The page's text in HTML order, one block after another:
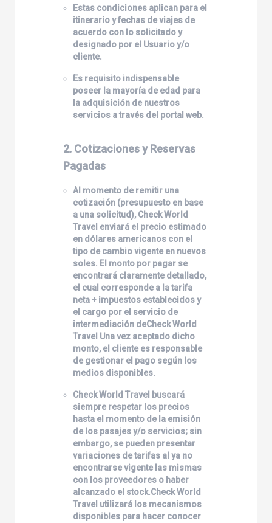
Estas condiciones aplican para el
itinerario y fechas de viajes de
acuerdo con lo solicitado y
designado por el Usuario y/o
cliente.
Es requisito indispensable
poseer la mayoría de edad para
la adquisición de nuestros
servicios a través del portal web.
2. Cotizaciones y Reservas
Pagadas
Al momento de remitir una
cotización (presupuesto en base
a una solicitud), Check World
Travel enviará el precio estimado
en dólares americanos con el
tipo de cambio vigente en nuevos
soles. El monto por pagar se
encontrará claramente detallado,
el cual corresponde a la tarifa
neta + impuestos establecidos y
el cargo por el servicio de
intermediación deCheck World
Travel Una vez aceptado dicho
monto, el cliente es responsable
de gestionar el pago según los
medios disponibles.
Check World Travel
buscará
siempre respetar los precios
hasta el momento de la emisión
de los pasajes y/o servicios; sin
embargo, se pueden presentar
variaciones de tarifas al ya no
encontrarse vigente las mismas
con los proveedores o haber
alcanzado el stock.Check World
Travel utilizará los mecanismos
disponibles para hacer conocer